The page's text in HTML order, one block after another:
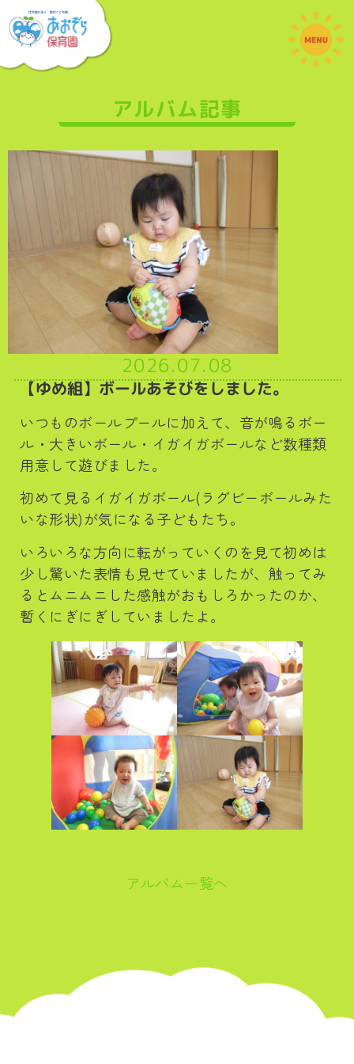
アルバム記事
2026.07.08
【ゆめ組】ボールあそびをしました。
いつものボールプールに加えて、音が鳴るボー
ル・大きいボール・イガイガボールなど数種類
用意して遊びました。
初めて見るイガイガボール(ラグビーボールみた
いな形状)が気になる子どもたち。
いろいろな方向に転がっていくのを見て初めは
少し驚いた表情も見せていましたが、触ってみ
るとムニムニした感触がおもしろかったのか、
暫くにぎにぎしていましたよ。
アルバム一覧へ